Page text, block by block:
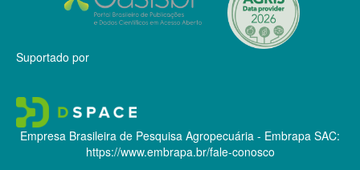
Suportado por
Empresa Brasileira de Pesquisa Agropecuária - Embrapa SAC:
https://www.embrapa.br/fale-conosco